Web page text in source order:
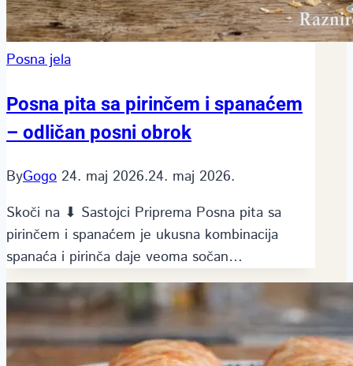
Posna jela
Posna pita sa pirinčem i spanaćem
– odličan posni obrok
ByGogo 24. maj 2026.24. maj 2026.
Skoči na ⬇ Sastojci Priprema Posna pita sa
pirinčem i spanaćem je ukusna kombinacija
spanaća i pirinča daje veoma sočan…